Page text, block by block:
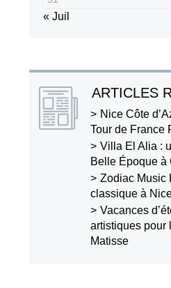
« Juil
ARTICLES
Nice Côte
Tour de France
Villa El Alia :
Belle Époque à
Zodiac Music
classique à
Vacances
artistiques pour
Matisse